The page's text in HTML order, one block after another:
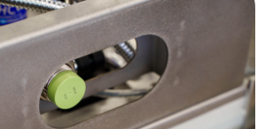
рабочая
этикеток
до 0,5 кг
до 3,4 кВт
220В/50Гц